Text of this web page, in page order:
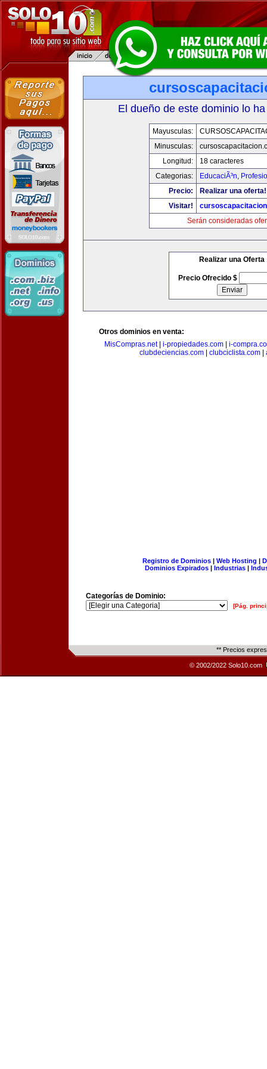
El dueño de este dominio lo
Mayusculas:
Minusculas:
Longitud:
18 caracteres
Categorias:
EducaciÃ³n,
Precio:
Realizar una oferta!
Visitar!
Serán consideradas
Realizar una Oferta
Precio Ofrecido $
Otros dominios en venta:
MisCompras.net| i-propiedades.com| i-
clubdeciencias.com
clubciclista.com
Registro de Dominios| Web Hosting |
Dominios Expirados | Industrias |
Categorías de Dominio:
[Pág.
** Precios
© 2002/2022 Solo10.com